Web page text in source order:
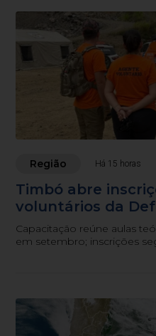
Região Há 15 horas
Timbó abre
voluntários da
Capacitação reúne aulas
em setembro; inscrições